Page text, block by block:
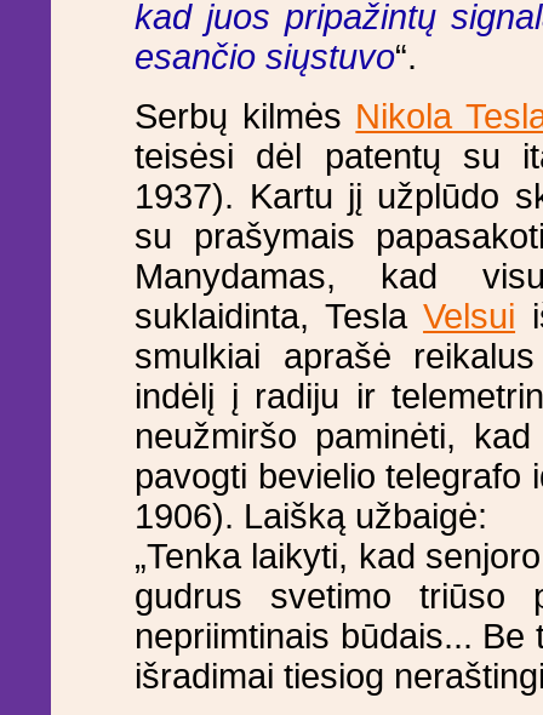
kad juos pripažintų
esančio siųstuvo“.
Serbų kilmės Nikola
teisėsi dėl patentų su
1937). Kartu jį užplūdo
su prašymais
Manydamas, kad
suklaidinta, TeslaVelsui
smulkiai aprašė
indėlį į radiju ir
neužmiršo paminėti,
pavogti bevielio telegrafo
1906). Laišką užbaigė:
„Tenka laikyti, kad
gudrus svetimo triūso
nepriimtinais būdais...
išradimai tiesiog